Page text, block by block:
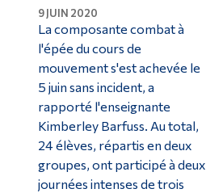
9 JUIN 2020
La composante combat à
l'épée du cours de
mouvement s'est achevée le
5 juin sans incident, a
rapporté l'enseignante
Kimberley Barfuss. Au total,
24 élèves, répartis en deux
groupes, ont participé à deux
journées intenses de trois